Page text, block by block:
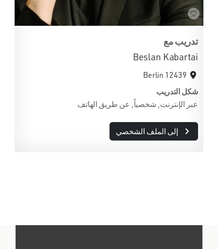
تدريب مع
Beslan Kabartai
12439 Berlin
شكل التدريب
عبر الإنترنت, شخصياً, عن طريق الهاتف
إلى الملف الشخصي